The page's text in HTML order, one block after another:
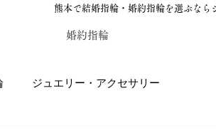
熊本で結婚指輪・婚約指輪を選ぶなら
婚約指輪
ジュエリー・アクセサリー